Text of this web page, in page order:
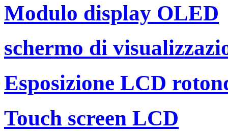
Modulo display OLED
schermo di
Esposizione LCD
Touch screen LCD